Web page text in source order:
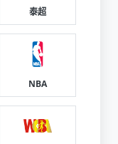
泰超
NBA